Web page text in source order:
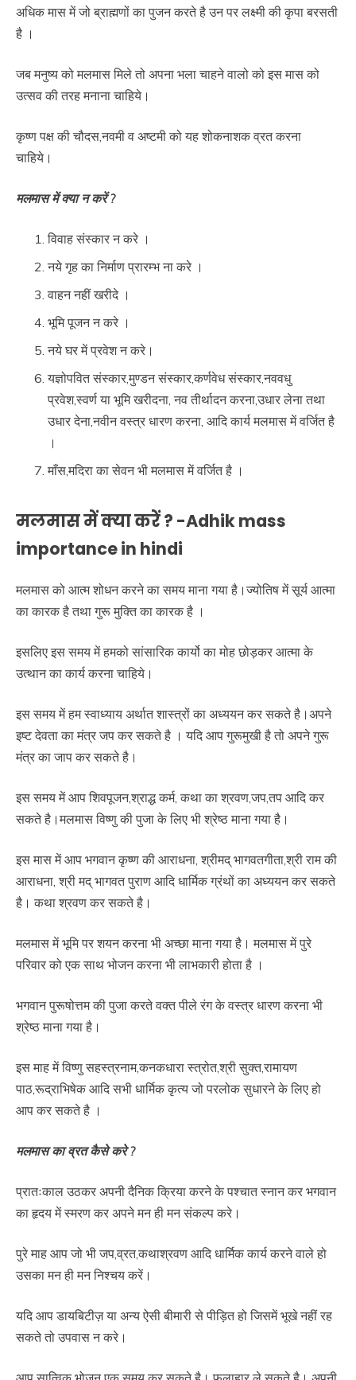
अधिक मास में जो ब्राह्मणों का पुजन करते है उन पर लक्ष्मी की कृपा बरसती
है ।
जब मनुष्य को मलमास मिले तो अपना भला चाहने वालो को इस मास को
उत्सव की तरह मनाना चाहिये।
कृष्ण पक्ष की चौदस,नवमी व अष्टमी को यह शोकनाशक व्रत करना
चाहिये।
मलमास में क्या न करें ?
विवाह संस्कार न करे ।
नये गृह का निर्माण प्रारम्भ ना करे ।
वाहन नहीं खरीदे ।
भूमि पूजन न करे ।
नये घर में प्रवेश न करे।
यज्ञोपवित संस्कार,मुण्डन संस्कार,कर्णवेध संस्कार,नववधु
प्रवेश,स्वर्ण या भूमि खरीदना, नव तीर्थादन करना,उधार लेना तथा
उधार देना,नवीन वस्त्र धारण करना, आदि कार्य मलमास में वर्जित है
।
माँस,मदिरा का सेवन भी मलमास में वर्जित है ।
मलमास में क्या करें ? -Adhik mass
importance in hindi
मलमास को आत्म शोधन करने का समय माना गया है।ज्योतिष में सूर्य आत्मा
का कारक है तथा गुरू मुक्ति का कारक है ।
इसलिए इस समय में हमको सांसारिक कार्यो का मोह छोड़कर आत्मा के
उत्थान का कार्य करना चाहिये।
इस समय में हम स्वाध्याय अर्थात शास्त्रों का अध्ययन कर सकते है।अपने
इष्ट देवता का मंत्र जप कर सकते है । यदि आप गुरूमुखी है तो अपने गुरू
मंत्र का जाप कर सकते है।
इस समय में आप शिवपूजन,श्राद्ध कर्म, कथा का श्रवण,जप,तप आदि कर
सकते है।मलमास विष्णु की पुजा के लिए भी श्रेष्ठ माना गया है।
इस मास में आप भगवान कृष्ण की आराधना, श्रीमद् भागवतगीता,श्री राम की
आराधना, श्री मद् भागवत पुराण आदि धार्मिक ग्रंथों का अध्ययन कर सकते
है। कथा श्रवण कर सकते है।
मलमास में भूमि पर शयन करना भी अच्छा माना गया है। मलमास में पुरे
परिवार को एक साथ भोजन करना भी लाभकारी होता है ।
भगवान पुरूषोत्तम की पुजा करते वक्त पीले रंग के वस्त्र धारण करना भी
श्रेष्ठ माना गया है।
इस माह में विष्णु सहस्त्रनाम,कनकधारा स्त्रोत,श्री सुक्त,रामायण
पाठ,रूद्राभिषेक आदि सभी धार्मिक कृत्य जो परलोक सुधारने के लिए हो
आप कर सकते है ।
मलमास का व्रत कैसे करे ?
प्रातःकाल उठकर अपनी दैनिक क्रिया करने के पश्चात स्नान कर भगवान
का हृदय में स्मरण कर अपने मन ही मन संकल्प करे।
पुरे माह आप जो भी जप,व्रत,कथाश्रवण आदि धार्मिक कार्य करने वाले हो
उसका मन ही मन निश्चय करें।
यदि आप डायबिटीज़ या अन्य ऐसी बीमारी से पीड़ित हो जिसमें भूखे नहीं रह
सकते तो उपवास न करे।